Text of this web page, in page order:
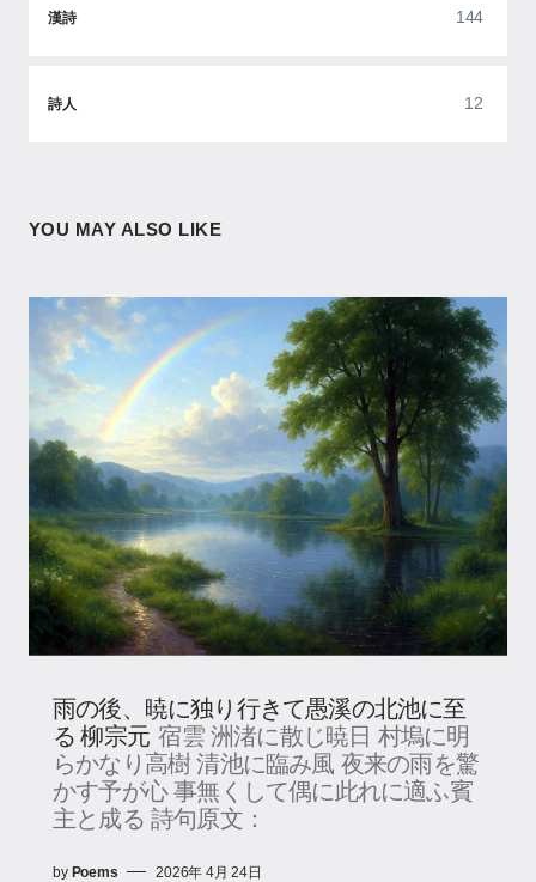
漢詩 144
詩人 12
YOU MAY ALSO LIKE
雨の後、暁に独り行きて愚溪の北池に至
る 柳宗元 宿雲 洲渚に散じ暁日 村塢に明
らかなり高樹 清池に臨み風 夜来の雨を驚
かす予が心 事無くして偶に此れに適ふ賓
主と成る 詩句原文：
by Poems 2026年 4月 24日